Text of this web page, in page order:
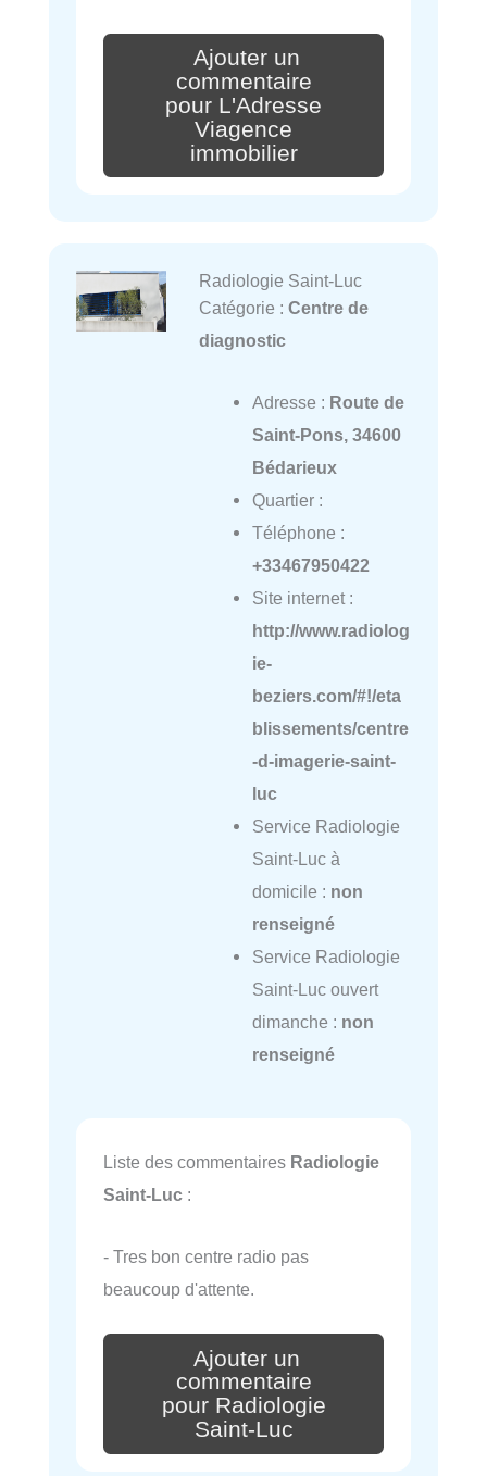
Ajouter un
commentaire
pour L'Adresse
Viagence
immobilier
Radiologie Saint-Luc
Catégorie : Centre de
diagnostic
Adresse : Route de
Saint-Pons, 34600
Bédarieux
Quartier :
Téléphone :
+33467950422
Site internet :
http://www.radiolog
ie-
beziers.com/#!/eta
blissements/centre
-d-imagerie-saint-
luc
Service Radiologie
Saint-Luc à
domicile : non
renseigné
Service Radiologie
Saint-Luc ouvert
dimanche : non
renseigné
Liste des commentaires Radiologie
Saint-Luc :
- Tres bon centre radio pas
beaucoup d'attente.
Ajouter un
commentaire
pour Radiologie
Saint-Luc